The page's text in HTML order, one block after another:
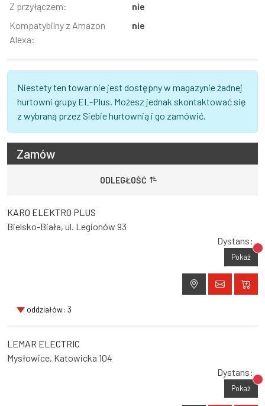
Z przyłączem:
nie
Kompatybilny z Amazon
Alexa:
nie
Niestety ten towar nie jest dostępny w magazynie żadnej
hurtowni grupy EL-Plus. Możesz jednak skontaktować się
z wybraną przez Siebie hurtownią i go zamówić.
Zamów
ODLEGŁOŚĆ
KARO ELEKTRO PLUS
Bielsko-Biała, ul. Legionów 93
Dystans:
Pokaż
oddziałów: 3
LEMAR ELECTRIC
Mysłowice, Katowicka 104
Dystans:
Pokaż